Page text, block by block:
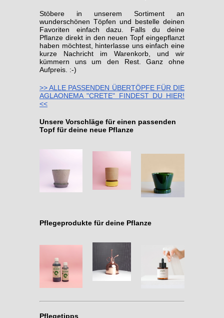
Stöbere in unserem Sortiment an
wunderschönen Töpfen und bestelle deinen
Favoriten einfach dazu. Falls du deine
Pflanze direkt in den neuen Topf eingepflanzt
haben möchtest, hinterlasse uns einfach eine
kurze Nachricht im Warenkorb, und wir
kümmern uns um den Rest. Ganz ohne
Aufpreis. :-)
>> ALLE PASSENDEN ÜBERTÖPFE FÜR DIE
AGLAONEMA "CRETE" FINDEST DU HIER!
<<
Unsere Vorschläge für einen passenden
Topf für deine neue Pflanze
Pflegeprodukte für deine Pflanze
Pflegetipps